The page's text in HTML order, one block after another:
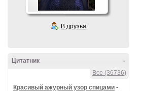
В друзья
-
Цитатник
Все (36736)
Красивый ажурный узор спицами -